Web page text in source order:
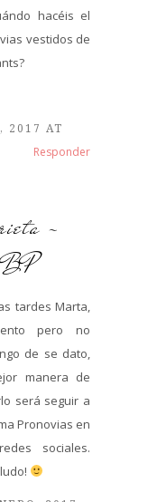
hacéis el
vestidos de
2017 AT
Responder
-
tardes Marta,
pero no
de se dato,
manera de
será seguir a
Pronovias en
sociales.